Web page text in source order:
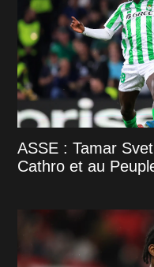
ASSE : Tamar
Cathro et au